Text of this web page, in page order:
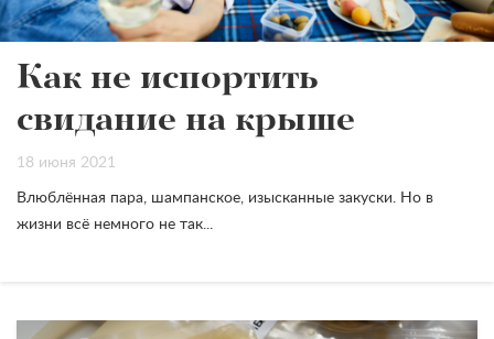
Как не испортить
свидание на крыше
18 июня 2021
Влюблённая пара, шампанское, изысканные закуски. Но в
жизни всё немного не так...